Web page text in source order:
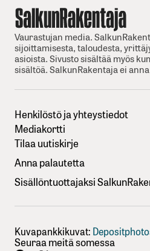
Vaurastujan media.
sijoittamisesta, taloudesta,
asioista. Sivusto sisältää myös
sisältöä. SalkunRakentaja ei
Henkilöstö ja yhteystiedot
Mediakortti
Tilaa uutiskirje
Anna palautetta
Sisällöntuottajaksi
Kuvapankkikuvat:
Seuraa meitä somessa